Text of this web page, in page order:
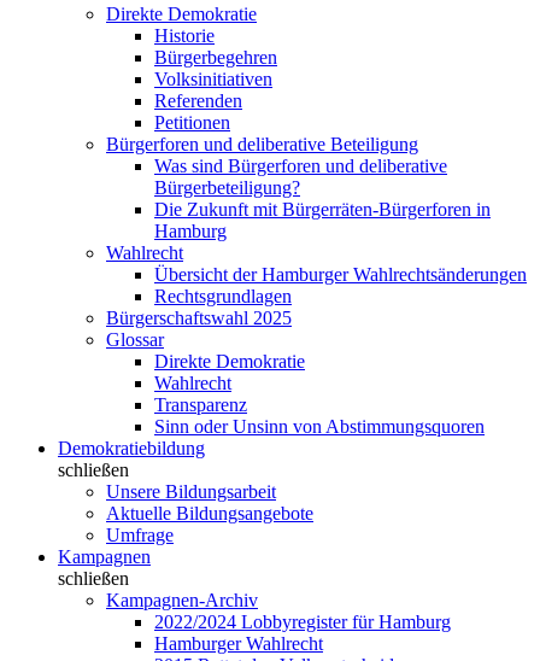
Direkte Demokratie
Historie
Bürgerbegehren
Volksinitiativen
Referenden
Petitionen
Bürgerforen und deliberative Beteiligung
Was sind Bürgerforen und deliberative
Bürgerbeteiligung?
Die Zukunft mit Bürgerräten-Bürgerforen in
Hamburg
Wahlrecht
Übersicht der Hamburger Wahlrechtsänderungen
Rechtsgrundlagen
Bürgerschaftswahl 2025
Glossar
Direkte Demokratie
Wahlrecht
Transparenz
Sinn oder Unsinn von Abstimmungsquoren
Demokratiebildung
schließen
Unsere Bildungsarbeit
Aktuelle Bildungsangebote
Umfrage
Kampagnen
schließen
Kampagnen-Archiv
2022/2024 Lobbyregister für Hamburg
Hamburger Wahlrecht